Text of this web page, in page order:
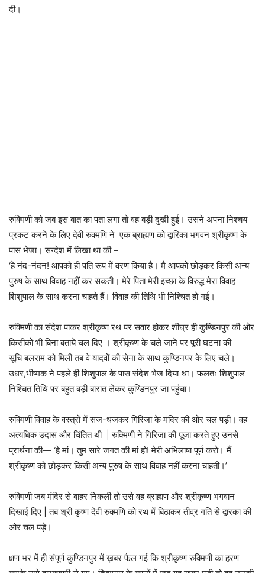
दी।
रुक्मिणी को जब इस बात का पता लगा तो वह बड़ी दुखी हुई। उसने अपना निश्चय
प्रकट करने के लिए देवी रुक्मणि ने एक ब्राह्मण को द्वारिका भगवन श्रीकृष्ण के
पास भेजा। सन्देश में लिखा था की –
‘हे नंद-नंदन! आपको ही पति रूप में वरण किया है। मै आपको छोड़कर किसी अन्य
पुरुष के साथ विवाह नहीं कर सकती। मेरे पिता मेरी इच्छा के विरुद्ध मेरा विवाह
शिशुपाल के साथ करना चाहते हैं। विवाह की तिथि भी निश्चित हो गई।
रुक्मिणी का संदेश पाकर श्रीकृष्ण रथ पर सवार होकर शीघ्र ही कुण्डिनपुर की ओर
किसीको भी बिना बताये चल दिए । श्रीकृष्ण के चले जाने पर पूरी घटना की
सूचि बलराम को मिली तब वे यादवों की सेना के साथ कुण्डिनपर के लिए चले।
उधर,भीष्मक ने पहले ही शिशुपाल के पास संदेश भेज दिया था। फलतः शिशुपाल
निश्चित तिथि पर बहुत बड़ी बारात लेकर कुण्डिनपुर जा पहुंचा।
रुक्मिणी विवाह के वस्त्रों में सज-धजकर गिरिजा के मंदिर की ओर चल पड़ी। वह
अत्यधिक उदास और चिंतित थी | रुक्मिणी ने गिरिजा की पूजा करते हुए उनसे
प्रार्थना की— ‘हे मां। तुम सारे जगत की मां हो! मेरी अभिलाषा पूर्ण करो। मैं
श्रीकृष्ण को छोड़कर किसी अन्य पुरुष के साथ विवाह नहीं करना चाहती।’
रुक्मिणी जब मंदिर से बाहर निकली तो उसे वह ब्राह्मण और श्रीकृष्ण भगवान
दिखाई दिए | तब श्री कृष्ण देवी रुक्मणि को रथ में बिठाकर तीव्र गति से द्वारका की
ओर चल पड़े।
क्षण भर में ही संपूर्ण कुण्डिनपुर में ख़बर फैल गई कि श्रीकृष्ण रुक्मिणी का हरण